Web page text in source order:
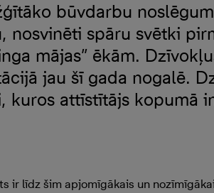
būvdarbu
nosvinēti spāru svētki
mājas” ēkām.
jau šī gada nogalē.
kuros attīstītājs kopumā
ir līdz šim apjomīgākais un